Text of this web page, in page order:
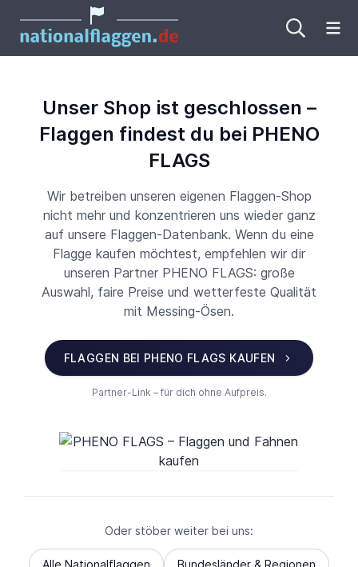
Unser Shop ist geschlossen –
Flaggen findest du bei PHENO
FLAGS
Wir betreiben unseren eigenen Flaggen-Shop
nicht mehr und konzentrieren uns wieder ganz
auf unsere Flaggen-Datenbank. Wenn du eine
Flagge kaufen möchtest, empfehlen wir dir
unseren Partner PHENO FLAGS: große
Auswahl, faire Preise und wetterfeste Qualität
mit Messing-Ösen.
FLAGGEN BEI PHENO FLAGS KAUFEN
Partner-Link – für dich ohne Aufpreis.
Oder stöber weiter bei uns:
Alle Nationalflaggen Bundesländer & Regionen